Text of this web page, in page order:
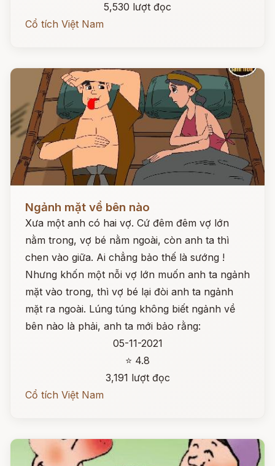
5,530 lượt đọc
Cổ tích Việt Nam
Ngảnh mặt về bên nào
Xưa một anh có hai vợ. Cứ đêm đêm vợ lớn
nằm trong, vợ bé nằm ngoài, còn anh ta thì
chen vào giữa. Ai chẳng bảo thế là sướng !
Nhưng khốn một nỗi vợ lớn muốn anh ta ngảnh
mặt vào trong, thì vợ bé lại đòi anh ta ngảnh
mặt ra ngoài. Lúng túng không biết ngảnh về
bên nào là phải, anh ta mới bảo rằng:
05-11-2021
⭐ 4.8
3,191 lượt đọc
Cổ tích Việt Nam